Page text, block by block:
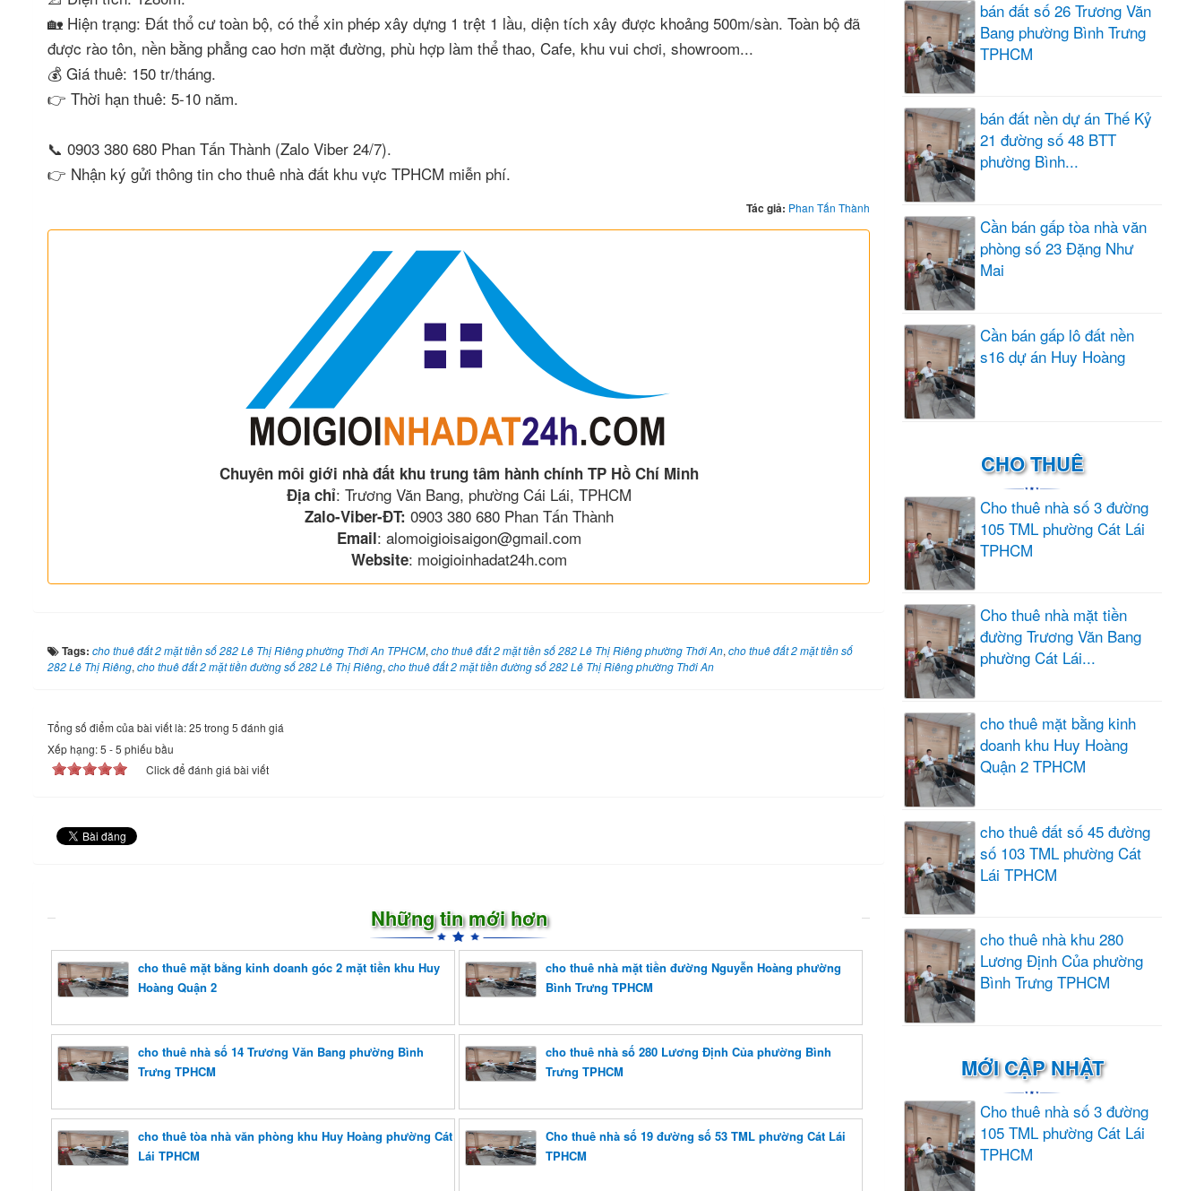
🏡 Hiện trạng: Đất thổ cư toàn bộ, có thể xin phép xây dựng 1 trệt 1 lầu, diện tích xây được khoảng 500m/sàn. Toàn bộ đã
được rào tôn, nền bằng phẳng cao hơn mặt đường, phù hợp làm thể thao, Cafe, khu vui chơi, showroom...
💰 Giá thuê: 150 tr/tháng.
👉 Thời hạn thuê: 5-10 năm.
📞 0903 380 680 Phan Tấn Thành (Zalo Viber 24/7).
👉 Nhận ký gửi thông tin cho thuê nhà đất khu vực TPHCM miễn phí.
Tác giả: Phan Tấn Thành
Chuyên môi giới nhà đất khu trung tâm hành chính TP Hồ Chí Minh
Địa chỉ: Trương Văn Bang, phường Cái Lái, TPHCM
Zalo-Viber-ĐT: 0903 380 680 Phan Tấn Thành
Email: alomoigioisaigon@gmail.com
Website: moigioinhadat24h.com
Tags: cho thuê đất 2 mặt tiền số 282 Lê Thị Riêng phường Thới An TPHCM, cho thuê đất 2 mặt tiền số 282 Lê Thị Riêng phường Thới An, cho thuê đất 2 mặt tiền số
282 Lê Thị Riêng, cho thuê đất 2 mặt tiền đường số 282 Lê Thị Riêng, cho thuê đất 2 mặt tiền đường số 282 Lê Thị Riêng phường Thới An
Tổng số điểm của bài viết là: 25 trong 5 đánh giá
Xếp hạng:5 -5 phiếu bầu
Click để đánh giá bài viết
Những tin mới hơn
cho thuê mặt bằng kinh doanh góc 2 mặt tiền khu Huy
Hoàng Quận 2
cho thuê nhà mặt tiền đường Nguyễn Hoàng phường
Bình Trưng TPHCM
cho thuê nhà số 14 Trương Văn Bang phường Bình
Trưng TPHCM
cho thuê nhà số 280 Lương Định Của phường Bình
Trưng TPHCM
cho thuê tòa nhà văn phòng khu Huy Hoàng phường Cát
Lái TPHCM
Cho thuê nhà số 19 đường số 53 TML phường Cát Lái
TPHCM
bán đất số 26 Trương Văn
Bang phường Bình Trưng
TPHCM
bán đất nền dự án Thế Kỷ
21 đường số 48 BTT
phường Bình...
Cần bán gấp tòa nhà văn
phòng số 23 Đặng Như
Mai
Cần bán gấp lô đất nền
s16 dự án Huy Hoàng
CHO THUÊ
Cho thuê nhà số 3 đường
105 TML phường Cát Lái
TPHCM
Cho thuê nhà mặt tiền
đường Trương Văn Bang
phường Cát Lái...
cho thuê mặt bằng kinh
doanh khu Huy Hoàng
Quận 2 TPHCM
cho thuê đất số 45 đường
số 103 TML phường Cát
Lái TPHCM
cho thuê nhà khu 280
Lương Định Của phường
Bình Trưng TPHCM
MỚI CẬP NHẬT
Cho thuê nhà số 3 đường
105 TML phường Cát Lái
TPHCM